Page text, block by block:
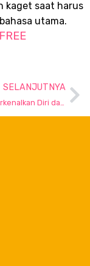
kaget saat harus
utama.
SELANJUTNYA
Cara Memperkenalkan Diri dalam Bahasa Inggris dengan Benar